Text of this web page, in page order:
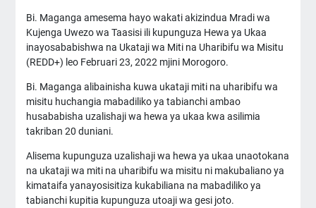
Bi. Maganga amesema hayo wakati akizindua Mradi wa
Kujenga Uwezo wa Taasisi ili kupunguza Hewa ya Ukaa
inayosababishwa na Ukataji wa Miti na Uharibifu wa Misitu
(REDD+) leo Februari 23, 2022 mjini Morogoro.
Bi. Maganga alibainisha kuwa ukataji miti na uharibifu wa
misitu huchangia mabadiliko ya tabianchi ambao
husababisha uzalishaji wa hewa ya ukaa kwa asilimia
takriban 20 duniani.
Alisema kupunguza uzalishaji wa hewa ya ukaa unaotokana
na ukataji wa miti na uharibifu wa misitu ni makubaliano ya
kimataifa yanayosisitiza kukabiliana na mabadiliko ya
tabianchi kupitia kupunguza utoaji wa gesi joto.